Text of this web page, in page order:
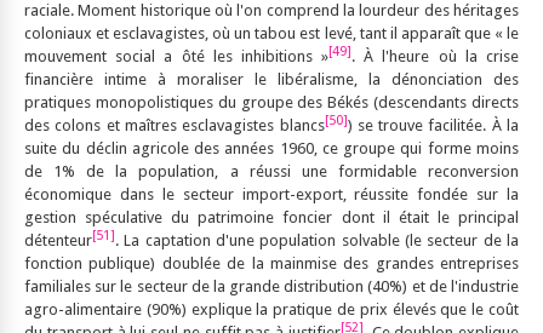
raciale. Moment historique où l'on comprend la lourdeur des héritages
coloniaux et esclavagistes, où un tabou est levé, tant il apparaît que « le
mouvement social a ôté les inhibitions »[49]. À l'heure où la crise
financière intime à moraliser le libéralisme, la dénonciation des
pratiques monopolistiques du groupe des Békés (descendants directs
des colons et maîtres esclavagistes blancs[50]) se trouve facilitée. À la
suite du déclin agricole des années 1960, ce groupe qui forme moins
de 1% de la population, a réussi une formidable reconversion
économique dans le secteur import-export, réussite fondée sur la
gestion spéculative du patrimoine foncier dont il était le principal
détenteur[51]. La captation d'une population solvable (le secteur de la
fonction publique) doublée de la mainmise des grandes entreprises
familiales sur le secteur de la grande distribution (40%) et de l'industrie
agro-alimentaire (90%) explique la pratique de prix élevés que le coût
[52]